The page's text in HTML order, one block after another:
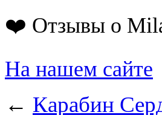
❤️ Отзывы о
На нашем сайте
← Карабин